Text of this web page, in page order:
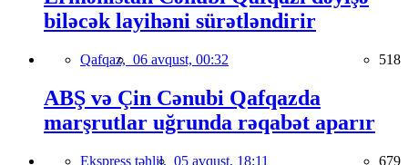
biləcək layihəni sürətləndirir
Qafqaz, 06 avqust, 00:32 518
ABŞ və Çin Cənubi Qafqazda
marşrutlar uğrunda rəqabət aparır
Ekspress təhlil, 05 avqust, 18:11 679